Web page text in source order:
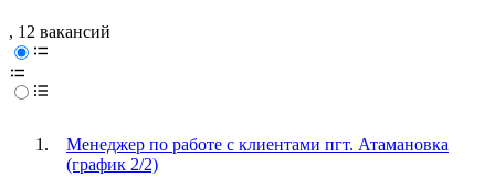
, 12 вакансий
Менеджер по работе с клиентами пгт. Атамановка
(график 2/2)